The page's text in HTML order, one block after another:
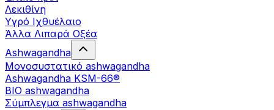
Λεκιθίνη
Υγρό Ιχθυέλαιο
Άλλα Λιπαρά Οξέα
Ashwagandha
Μονοσυστατικό ashwagandha
Ashwagandha KSM-66®
BIO ashwagandha
Σύμπλεγμα ashwagandha